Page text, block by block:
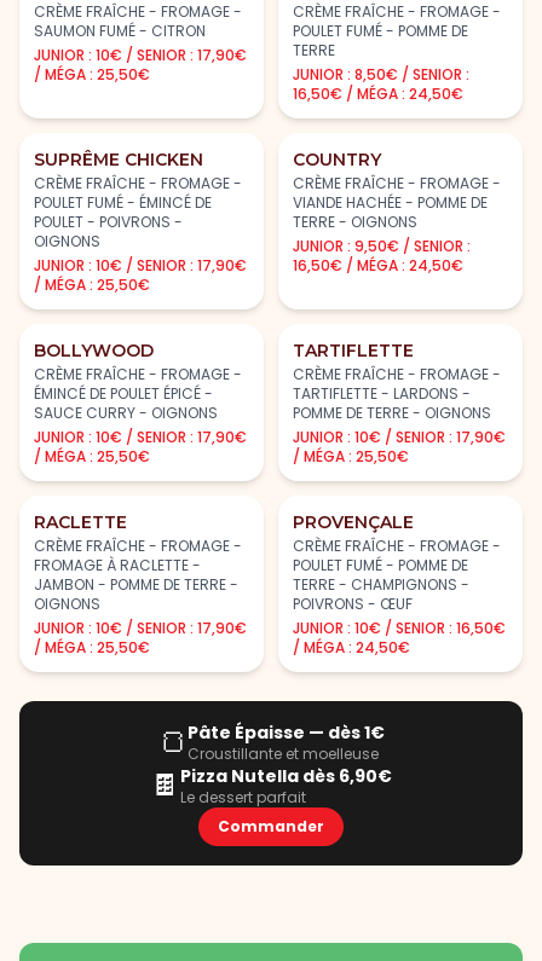
CRÈME FRAÎCHE - FROMAGE -
SAUMON FUMÉ - CITRON
JUNIOR : 10€ / SENIOR : 17,90€
/ MÉGA : 25,50€
CRÈME FRAÎCHE - FROMAGE -
POULET FUMÉ - POMME DE
TERRE
JUNIOR : 8,50€ / SENIOR :
16,50€ / MÉGA : 24,50€
SUPRÊME CHICKEN
CRÈME FRAÎCHE - FROMAGE -
POULET FUMÉ - ÉMINCÉ DE
POULET - POIVRONS -
OIGNONS
JUNIOR : 10€ / SENIOR : 17,90€
/ MÉGA : 25,50€
COUNTRY
CRÈME FRAÎCHE - FROMAGE -
VIANDE HACHÉE - POMME DE
TERRE - OIGNONS
JUNIOR : 9,50€ / SENIOR :
16,50€ / MÉGA : 24,50€
BOLLYWOOD
CRÈME FRAÎCHE - FROMAGE -
ÉMINCÉ DE POULET ÉPICÉ -
SAUCE CURRY - OIGNONS
JUNIOR : 10€ / SENIOR : 17,90€
/ MÉGA : 25,50€
TARTIFLETTE
CRÈME FRAÎCHE - FROMAGE -
TARTIFLETTE - LARDONS -
POMME DE TERRE - OIGNONS
JUNIOR : 10€ / SENIOR : 17,90€
/ MÉGA : 25,50€
RACLETTE
CRÈME FRAÎCHE - FROMAGE -
FROMAGE À RACLETTE -
JAMBON - POMME DE TERRE -
OIGNONS
JUNIOR : 10€ / SENIOR : 17,90€
/ MÉGA : 25,50€
PROVENÇALE
CRÈME FRAÎCHE - FROMAGE -
POULET FUMÉ - POMME DE
TERRE - CHAMPIGNONS -
POIVRONS - ŒUF
JUNIOR : 10€ / SENIOR : 16,50€
/ MÉGA : 24,50€
🍞 Pâte Épaisse — dès 1€
Croustillante et moelleuse
🍫 Pizza Nutella dès 6,90€
Le dessert parfait
Commander